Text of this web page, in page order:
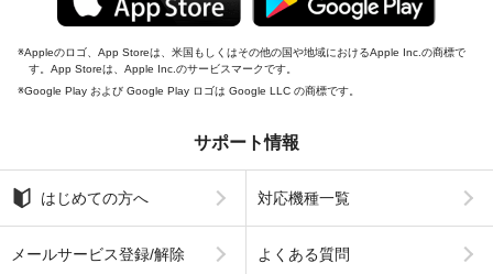
Appleのロゴ、App Storeは、米国もしくはその他の国や地域におけるApple Inc.の商標で
す。App Storeは、Apple Inc.のサービスマークです。
Google Play および Google Play ロゴは Google LLC の商標です。
サポート情報
はじめての方へ 対応機種一覧
メールサービス登録/解除 よくある質問